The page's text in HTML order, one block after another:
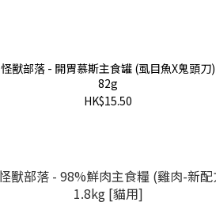
怪獸部落 - 開胃慕斯主食罐 (虱目魚X鬼頭刀)
82g
HK$15.50